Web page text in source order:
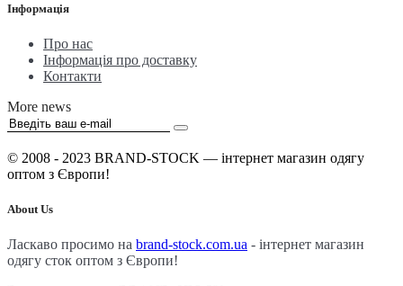
Інформація
Про нас
Інформація про доставку
Контакти
More news
© 2008 - 2023 BRAND-STOCK — інтернет магазин одягу
оптом з Європи!
About Us
Ласкаво просимо на brand-stock.com.ua - інтернет магазин
одягу сток оптом з Європи!